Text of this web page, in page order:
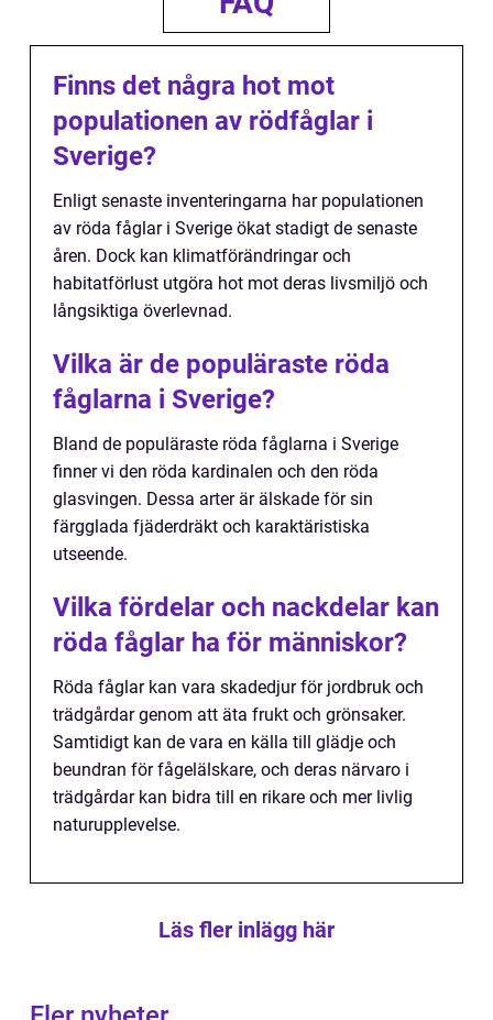
Finns det några hot mot
populationen av rödfåglar i
Sverige?
Enligt senaste inventeringarna har populationen
av röda fåglar i Sverige ökat stadigt de senaste
åren. Dock kan klimatförändringar och
habitatförlust utgöra hot mot deras livsmiljö och
långsiktiga överlevnad.
Vilka är de populäraste röda
fåglarna i Sverige?
Bland de populäraste röda fåglarna i Sverige
finner vi den röda kardinalen och den röda
glasvingen. Dessa arter är älskade för sin
färgglada fjäderdräkt och karaktäristiska
utseende.
Vilka fördelar och nackdelar kan
röda fåglar ha för människor?
Röda fåglar kan vara skadedjur för jordbruk och
trädgårdar genom att äta frukt och grönsaker.
Samtidigt kan de vara en källa till glädje och
beundran för fågelälskare, och deras närvaro i
trädgårdar kan bidra till en rikare och mer livlig
naturupplevelse.
Läs fler inlägg här